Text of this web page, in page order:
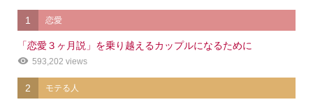
1 恋愛
「恋愛３ヶ月説」を乗り越えるカップルになるために
593,202 views
2 モテる人